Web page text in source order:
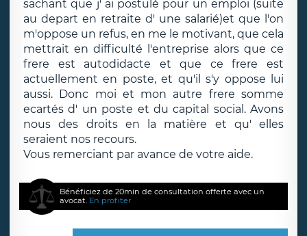
sachant que j' ai postulé pour un emploi (suite
au depart en retraite d' une salarié)et que l'on
m'oppose un refus, en me le motivant, que cela
mettrait en difficulté l'entreprise alors que ce
frere est autodidacte et que ce frere est
actuellement en poste, et qu'il s'y oppose lui
aussi. Donc moi et mon autre frere somme
ecartés d' un poste et du capital social. Avons
nous des droits en la matière et qu' elles
seraient nos recours.
Vous remerciant par avance de votre aide.
Bénéficiez de 20min de consultation offerte avec un
avocat. En profiter